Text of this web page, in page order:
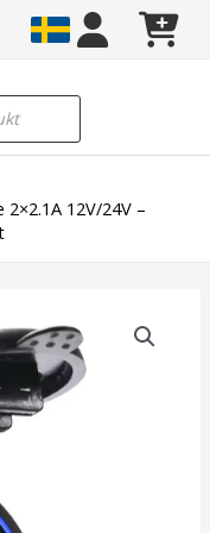
12V/24V –